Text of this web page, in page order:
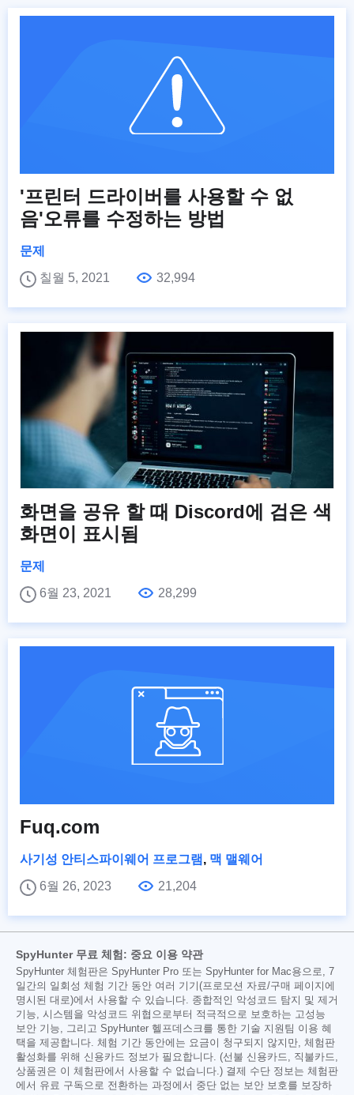
'프린터 드라이버를 사용할 수 없
음'오류를 수정하는 방법
문제
칠월 5, 2021
32,994
화면을 공유 할 때 Discord에 검은 색
화면이 표시됨
문제
6월 23, 2021
28,299
Fuq.com
사기성 안티스파이웨어 프로그램 , 맥 맬웨어
6월 26, 2023
21,204
SpyHunter 무료 체험: 중요 이용 약관
SpyHunter 체험판은 SpyHunter Pro 또는 SpyHunter for Mac용으로, 7
일간의 일회성 체험 기간 동안 여러 기기(프로모션 자료/구매 페이지에
명시된 대로)에서 사용할 수 있습니다. 종합적인 악성코드 탐지 및 제거
기능, 시스템을 악성코드 위협으로부터 적극적으로 보호하는 고성능
보안 기능, 그리고 SpyHunter 헬프데스크를 통한 기술 지원팀 이용 혜
택을 제공합니다. 체험 기간 동안에는 요금이 청구되지 않지만, 체험판
활성화를 위해 신용카드 정보가 필요합니다. (선불 신용카드, 직불카드,
상품권은 이 체험판에서 사용할 수 없습니다.) 결제 수단 정보는 체험판
에서 유료 구독으로 전환하는 과정에서 중단 없는 보안 보호를 보장하